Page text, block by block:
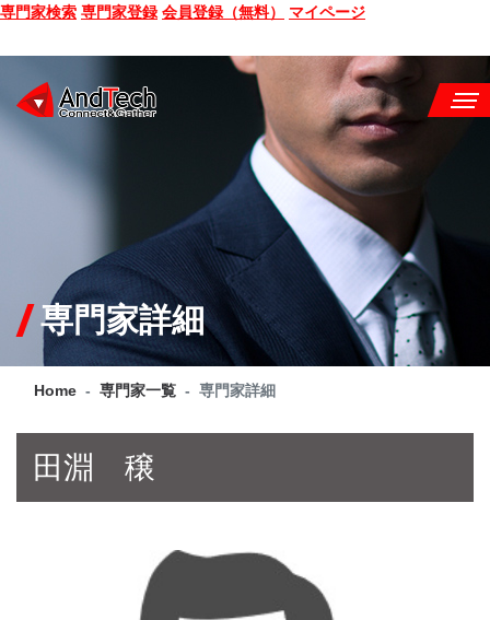
専門家検索 専門家登録 会員登録（無料） マイページ
CONSULTING
SERVICE
COMPANY
Q&A
専門家詳細
Home 専門家一覧 専門家詳細
田淵 穣